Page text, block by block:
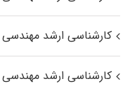
کارشناسی ارشد مهندسی
کارشناسی ارشد مهندسی